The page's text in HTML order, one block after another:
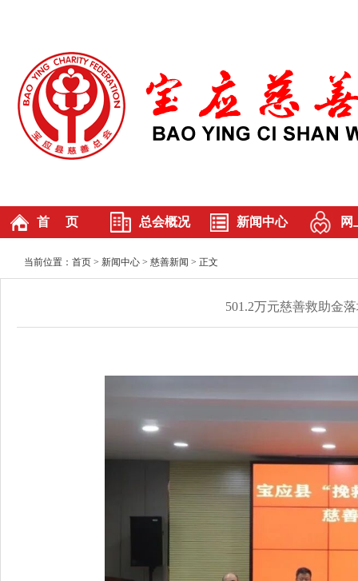
首 页 总会概况
总会章程
新闻中心
基层动态
网
当前位置： 首页 > 新闻中心 > 慈善新闻 > 正文
501.2万元慈善救助金